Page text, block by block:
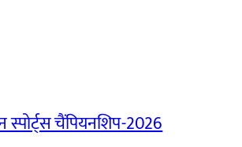
चैंपियनशिप-2026